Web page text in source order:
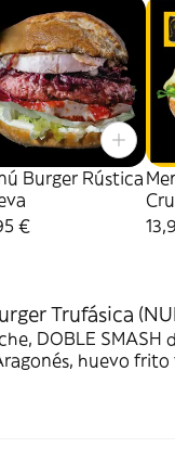
Burger Rústica
€
Trufásica
DOBLE SMASH
huevo